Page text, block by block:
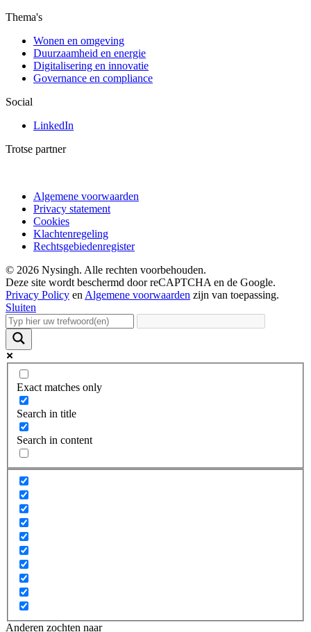
Thema's
Wonen en omgeving
Duurzaamheid en energie
Digitalisering en innovatie
Governance en compliance
Social
LinkedIn
Trotse partner
Algemene voorwaarden
Privacy statement
Cookies
Klachtenregeling
Rechtsgebiedenregister
© 2026 Nysingh. Alle rechten voorbehouden.
Deze site wordt beschermd door reCAPTCHA en de Google.
Privacy Policy en Algemene voorwaarden zijn van toepassing.
Sluiten
Exact matches only
Search in title
Search in content
Anderen zochten naar